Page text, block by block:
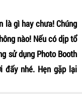
là gì hay chưa! Chúng
nào! Nếu có dịp tổ
sử dụng Photo Booth
đấy nhé. Hẹn gặp lại